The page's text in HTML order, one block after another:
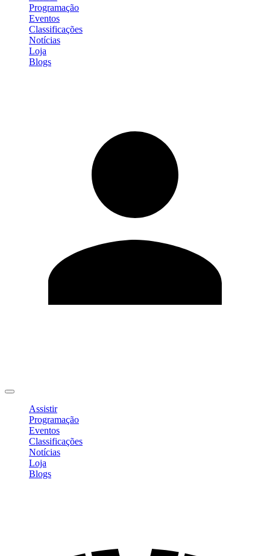
Programação
Eventos
Classificações
Notícias
Loja
Blogs
Assistir
Programação
Eventos
Classificações
Notícias
Loja
Blogs